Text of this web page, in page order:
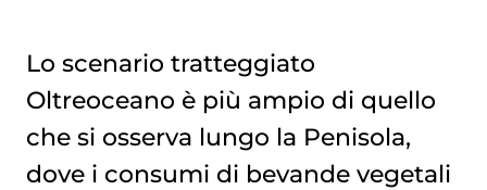
Lo scenario tratteggiato
Oltreoceano è più ampio di quello
che si osserva lungo la Penisola,
dove i consumi di bevande vegetali